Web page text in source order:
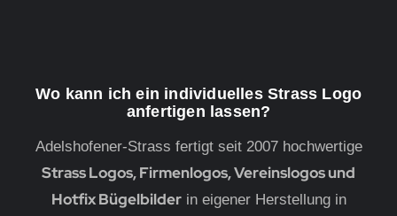
Wo kann ich ein individuelles Strass Logo
anfertigen lassen?
Adelshofener-Strass fertigt seit 2007 hochwertige
Strass Logos, Firmenlogos, Vereinslogos und
Hotfix Bügelbilderin eigener Herstellung in